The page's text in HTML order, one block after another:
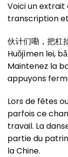
Voici un extrait
transcription
伙计们嘞，把杠
Huǒjìmen lei,
Maintenez la
appuyons
Lors de fêtes
parfois ce
travail. La
partie du
la Chine.